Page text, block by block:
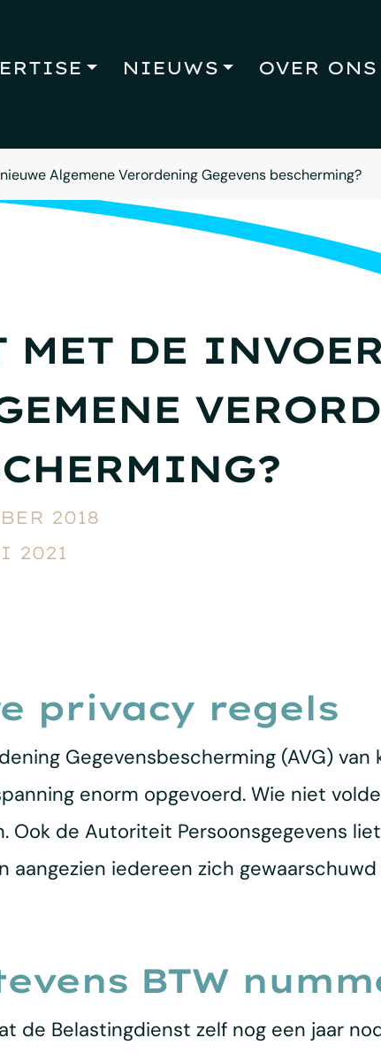
NIEUWS OVER ONS
Algemene Verordening Gegevens bescherming?
MET DE
2018
2021
privacy regels
Gegevensbescherming (AVG)
enorm opgevoerd. Wie niet
Ook de Autoriteit Persoonsgegevens
iedereen zich
BTW
de Belastingdienst zelf nog een jaar